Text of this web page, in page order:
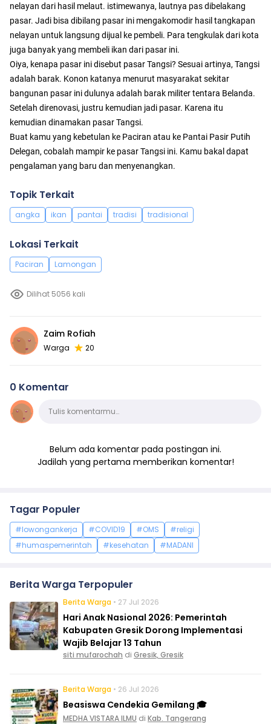
nelayan dari hasil melaut. istimewanya, lautnya pas dibelakang
pasar. Jadi bisa dibilang pasar ini mengakomodir hasil tangkapan
nelayan untuk langsung dijual ke pembeli. Para tengkulak dari kota
juga banyak yang membeli ikan dari pasar ini.
Oiya, kenapa pasar ini disebut pasar Tangsi? Sesuai artinya, Tangsi
adalah barak. Konon katanya menurut masyarakat sekitar
bangunan pasar ini dulunya adalah barak militer tentara Belanda.
Setelah direnovasi, justru kemudian jadi pasar. Karena itu
kemudian dinamakan pasar Tangsi.
Buat kamu yang kebetulan ke Paciran atau ke Pantai Pasir Putih
Delegan, cobalah mampir ke pasar Tangsi ini. Kamu bakal dapat
pengalaman yang baru dan menyenangkan.
Topik Terkait
angka ikan pantai tradisi tradisional
Lokasi Terkait
Paciran Lamongan
Dilihat 5056 kali
Zaim Rofiah
Warga 20
0 Komentar
KomentarTulis komentarmu…
Belum ada komentar pada postingan ini.
Jadilah yang pertama memberikan komentar!
Tagar Populer
#lowongankerja #COVID19 #OMS
#religi
#humaspemerintah
#kesehatan #MADANI
Berita Warga Terpopuler
Berita Warga • 27 Jul 2026
Hari Anak Nasional 2026: Pemerintah
Kabupaten Gresik Dorong Implementasi
Wajib Belajar 13 Tahun
siti mufarochah di Gresik, Gresik
Berita Warga • 26 Jul 2026
Beasiswa Cendekia Gemilang 🎓
MEDHA VISTARA ILMU di Kab. Tangerang